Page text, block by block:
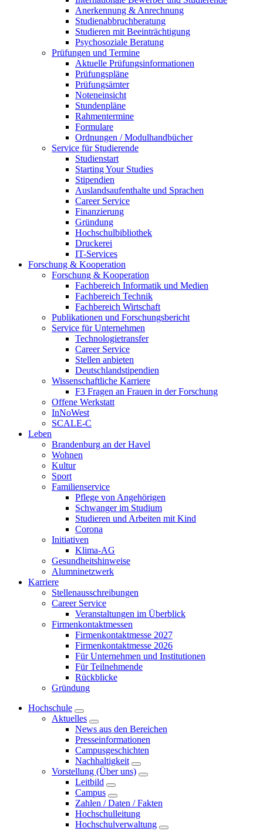
Anerkennung & Anrechnung
Studienabbruchberatung
Studieren mit Beeinträchtigung
Psychosoziale Beratung
Prüfungen und Termine
Aktuelle Prüfungsinformationen
Prüfungspläne
Prüfungsämter
Noteneinsicht
Stundenpläne
Rahmentermine
Formulare
Ordnungen / Modulhandbücher
Service für Studierende
Studienstart
Starting Your Studies
Stipendien
Auslandsaufenthalte und Sprachen
Career Service
Finanzierung
Gründung
Hochschulbibliothek
Druckerei
IT-Services
Forschung & Kooperation
Forschung & Kooperation
Fachbereich Informatik und Medien
Fachbereich Technik
Fachbereich Wirtschaft
Publikationen und Forschungsbericht
Service für Unternehmen
Technologietransfer
Career Service
Stellen anbieten
Deutschlandstipendien
Wissenschaftliche Karriere
F3 Fragen an Frauen in der Forschung
Offene Werkstatt
InNoWest
SCALE-C
Leben
Brandenburg an der Havel
Wohnen
Kultur
Sport
Familienservice
Pflege von Angehörigen
Schwanger im Studium
Studieren und Arbeiten mit Kind
Corona
Initiativen
Klima-AG
Gesundheitshinweise
Alumninetzwerk
Karriere
Stellenausschreibungen
Career Service
Veranstaltungen im Überblick
Firmenkontaktmessen
Firmenkontaktmesse 2027
Firmenkontaktmesse 2026
Für Unternehmen und Institutionen
Für Teilnehmende
Rückblicke
Gründung
Hochschule
Aktuelles
News aus den Bereichen
Presseinformationen
Campusgeschichten
Nachhaltigkeit
Vorstellung (Über uns)
Leitbild
Campus
Zahlen / Daten / Fakten
Hochschulleitung
Hochschulverwaltung